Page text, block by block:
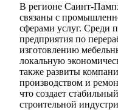
В регионе Саинт-
связаны с
сферами услуг. Среди
предприятия по
изготовлению
локальную
также развиты
производством и
что создает
строительной